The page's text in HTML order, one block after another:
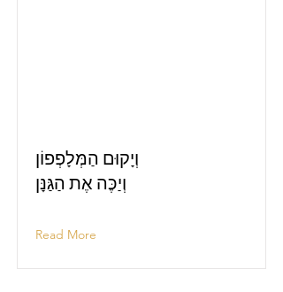
וְיָקוּם הַמְּלָפְפוֹן
וְיַכֶּה אֶת הַגַּנָּן
Read More